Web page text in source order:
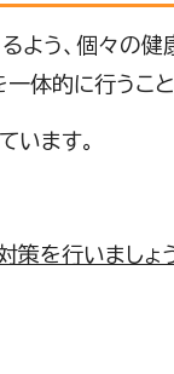
う、個々の健
体的に行うこ
います。
策を行いましょ